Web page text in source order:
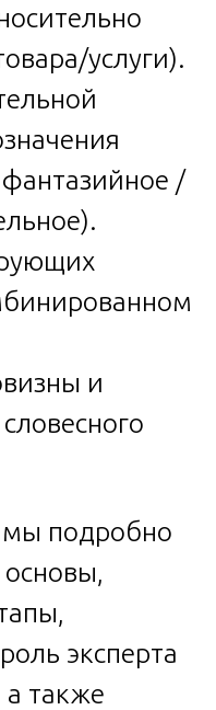
услуги).
/
и
мы подробно
эксперта
а также